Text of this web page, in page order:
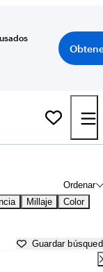
Ordenar
Millaje Color
Guardar